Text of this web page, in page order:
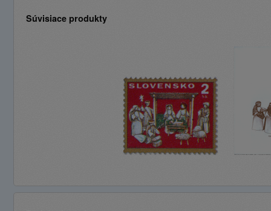
Súvisiace produkty